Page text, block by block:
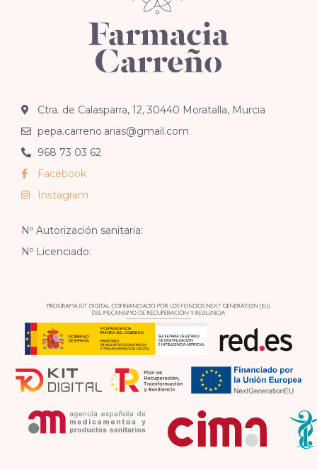
Ctra. de Calasparra, 12, 30440 Moratalla, Murcia
pepa.carreno.arias@gmail.com
968 73 03 62
Facebook
Instagram
Nº Autorización sanitaria:
Nº Licenciado: